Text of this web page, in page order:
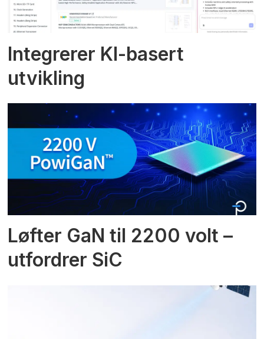
Integrerer KI-basert
utvikling
Løfter GaN til 2200 volt –
utfordrer SiC